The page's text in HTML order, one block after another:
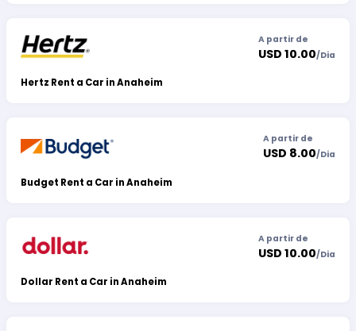
Hertz Rent a Car in Anaheim
A partir de
USD 10.00/Dia
Budget Rent a Car in Anaheim
A partir de
USD 8.00/Dia
Dollar Rent a Car in Anaheim
A partir de
USD 10.00/Dia